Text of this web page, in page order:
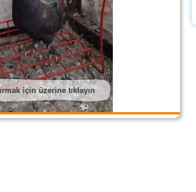
için üzerine tıklayın